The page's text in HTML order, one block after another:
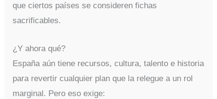
que ciertos países se consideren fichas
sacrificables.
¿Y ahora qué?
España aún tiene recursos, cultura, talento e historia
para revertir cualquier plan que la relegue a un rol
marginal. Pero eso exige: